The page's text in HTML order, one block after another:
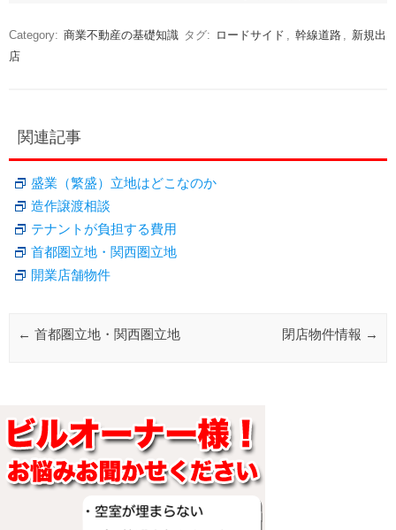
Category: 商業不動産の基礎知識 タグ: ロードサイド 幹線道路
新規出
店
関連記事
盛業（繁盛）立地はどこなのか
造作譲渡相談
テナントが負担する費用
首都圏立地・関西圏立地
開業店舗物件
Post navigation
← 首都圏立地・関西圏立地 閉店物件情報 →